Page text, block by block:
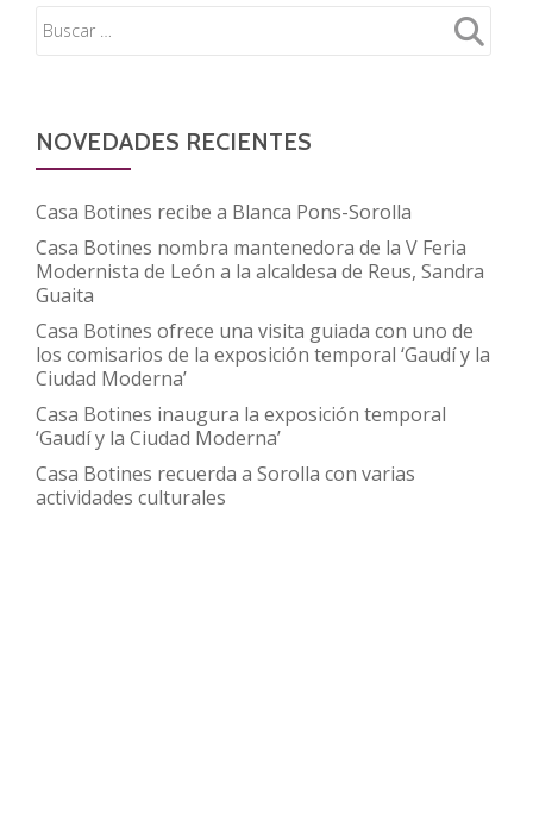
femenino
una
del
FUNDOS
NOVEDADES RECIENTES
Casa Botines recibe a Blanca Pons-Sorolla
Casa Botines nombra mantenedora de la V Feria
Modernista de León a la alcaldesa de Reus, Sandra
Guaita
Casa Botines ofrece una visita guiada con uno de
los comisarios de la exposición temporal ‘Gaudí y la
Ciudad Moderna’
Casa Botines inaugura la exposición temporal
‘Gaudí y la Ciudad Moderna’
Casa Botines recuerda a Sorolla con varias
actividades culturales